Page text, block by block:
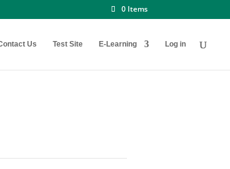
0 Items
Us Test Site E-Learning Log in